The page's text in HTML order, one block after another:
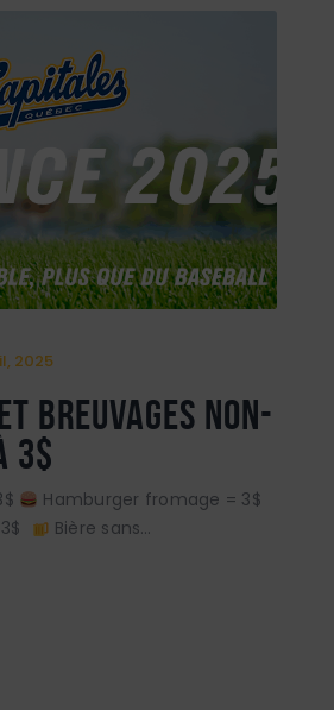
2025
breuvages non-
3$
Hamburger fromage = 3$
Bière sans…